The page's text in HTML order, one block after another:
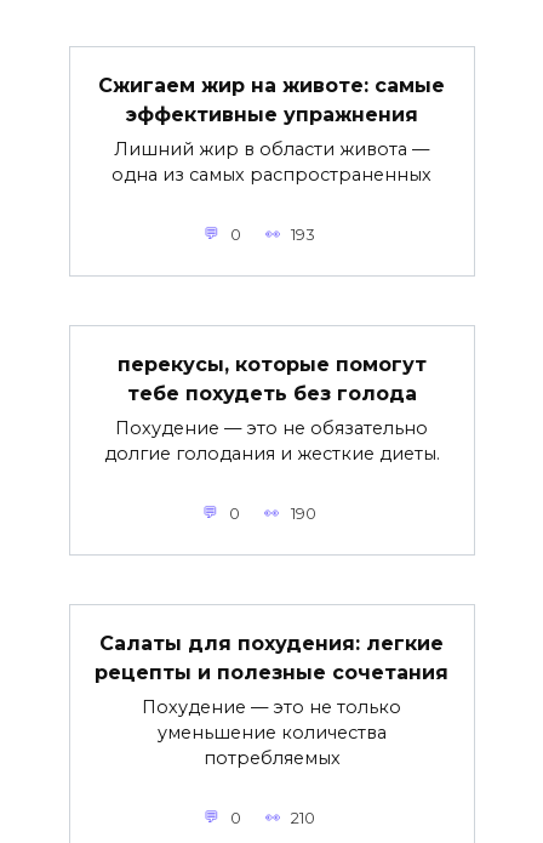
Сжигаем жир на животе: самые
эффективные упражнения
Лишний жир в области живота —
одна из самых распространенных
0 193
перекусы, которые помогут
тебе похудеть без голода
Похудение — это не обязательно
долгие голодания и жесткие диеты.
0 190
Салаты для похудения: легкие
рецепты и полезные сочетания
Похудение — это не только
уменьшение количества
потребляемых
0 210